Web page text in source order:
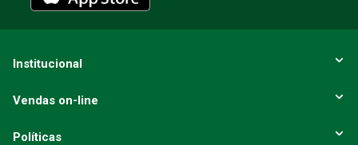
ENVIAR AVALIAÇÃO
Institucional
Vendas on-line
Políticas